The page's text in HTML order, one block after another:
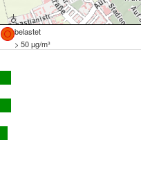
belastet
> 50 µg/m³